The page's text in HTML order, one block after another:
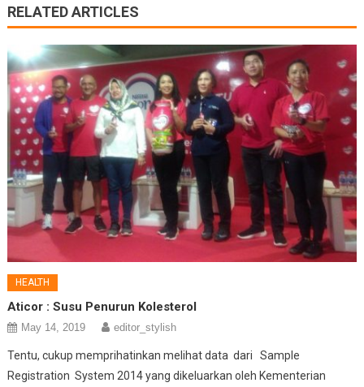
RELATED ARTICLES
HEALTH
Aticor : Susu Penurun Kolesterol
May 14, 2019 editor_stylish
Tentu, cukup memprihatinkan melihat data dari Sample
Registration System 2014 yang dikeluarkan oleh Kementerian